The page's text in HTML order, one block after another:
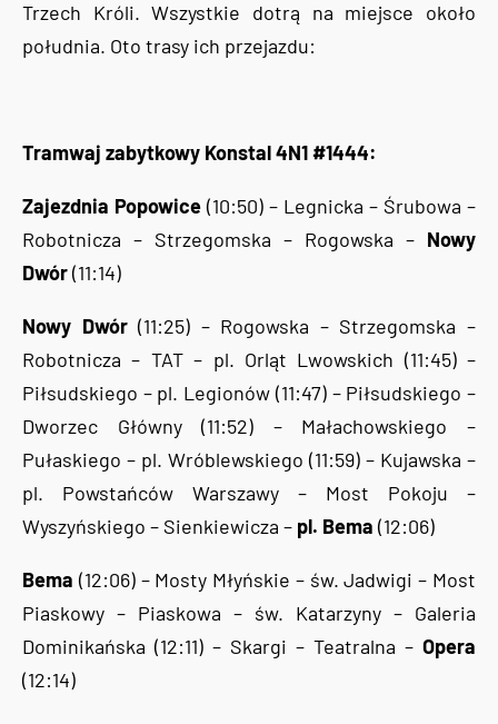
Trzech Króli. Wszystkie dotrą na miejsce około
południa. Oto trasy ich przejazdu:
Tramwaj zabytkowy Konstal 4N1 #1444:
Zajezdnia Popowice (10:50) – Legnicka – Śrubowa –
Robotnicza – Strzegomska – Rogowska – Nowy
Dwór(11:14)
Nowy Dwór(11:25) – Rogowska – Strzegomska –
Robotnicza – TAT – pl. Orląt Lwowskich (11:45) –
Piłsudskiego – pl. Legionów (11:47) – Piłsudskiego –
Dworzec Główny (11:52) – Małachowskiego –
Pułaskiego – pl. Wróblewskiego (11:59) – Kujawska –
pl. Powstańców Warszawy – Most Pokoju –
Wyszyńskiego – Sienkiewicza – pl. Bema (12:06)
Bema (12:06) – Mosty Młyńskie – św. Jadwigi – Most
Piaskowy – Piaskowa – św. Katarzyny – Galeria
Dominikańska (12:11) – Skargi – Teatralna – Opera
(12:14)